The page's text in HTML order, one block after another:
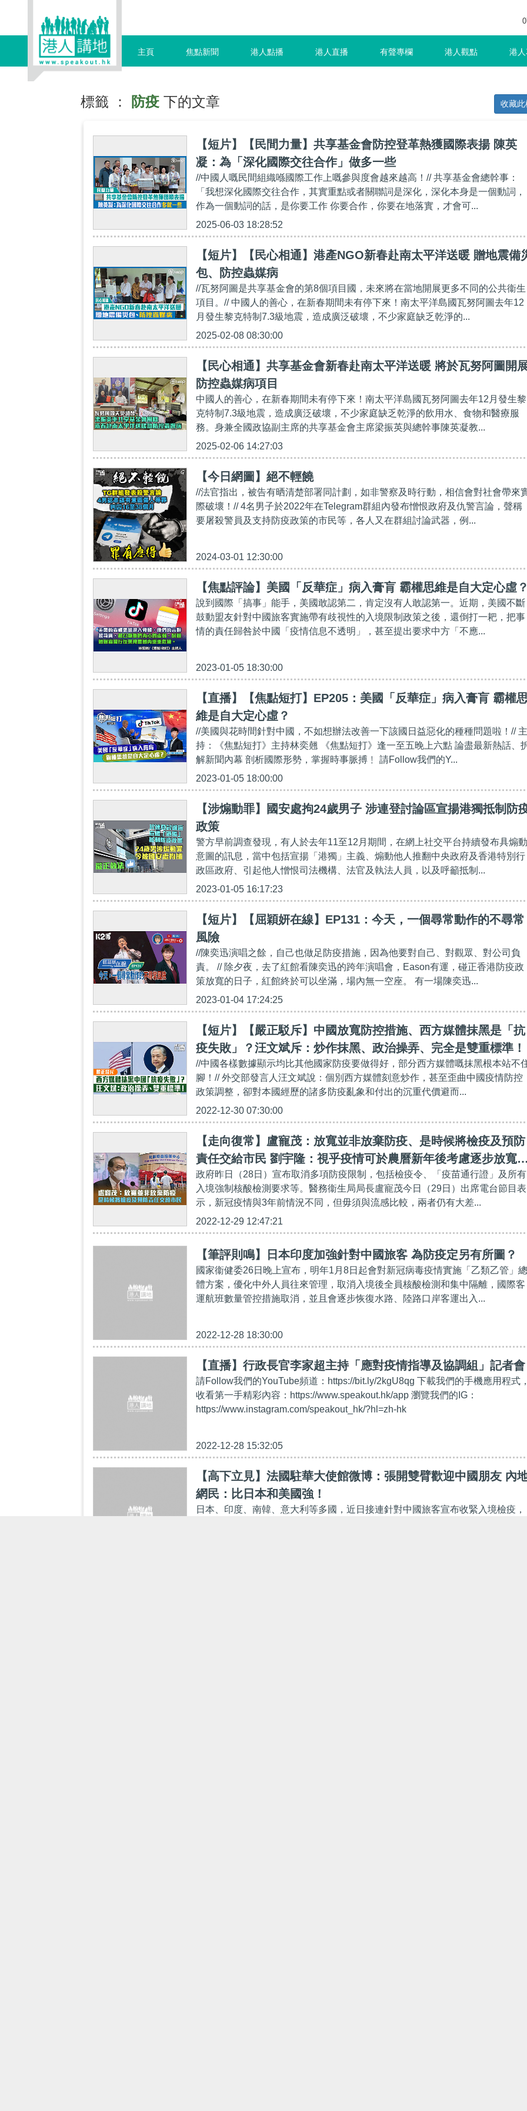
主頁 焦點新聞 港人點播 港人直播 有聲專欄 港人觀點 港
標籤 ： 防疫 下的文章 收藏此
【短片】【民間力量】共享基金會防控登革熱獲國際表揚 陳英
凝：為「深化國際交往合作」做多一些
//中國人嘅民間組織喺國際工作上嘅參與度會越來越高！// 共享基金會總幹事：
「我想深化國際交往合作，其實重點或者關聯詞是深化，深化本身是一個動詞，
作為一個動詞的話，是你要工作 你要合作，你要在地落實，才會可...
2025-06-03 18:28:52
【短片】【民心相通】港產NGO新春赴南太平洋送暖 贈地震備
包、防控蟲媒病
//瓦努阿圖是共享基金會的第8個項目國，未來將在當地開展更多不同的公共衞生
項目。// 中國人的善心，在新春期間未有停下來！南太平洋島國瓦努阿圖去年12
月發生黎克特制7.3級地震，造成廣泛破壞，不少家庭缺乏乾淨的...
2025-02-08 08:30:00
【民心相通】共享基金會新春赴南太平洋送暖 將於瓦努阿圖開
防控蟲媒病項目
中國人的善心，在新春期間未有停下來！南太平洋島國瓦努阿圖去年12月發生黎
克特制7.3級地震，造成廣泛破壞，不少家庭缺乏乾淨的飲用水、食物和醫療服
務。身兼全國政協副主席的共享基金會主席梁振英與總幹事陳英凝教...
2025-02-06 14:27:03
【今日網圖】絕不輕饒
//法官指出，被告有晒清楚部署同計劃，如非警察及時行動，相信會對社會帶來
際破壞！// 4名男子於2022年在Telegram群組內發布憎恨政府及仇警言論，聲稱
要屠殺警員及支持防疫政策的市民等，各人又在群組討論武器，例...
2024-03-01 12:30:00
【焦點評論】美國「反華症」病入膏肓 霸權思維是自大定心虛
說到國際「搞事」能手，美國敢認第二，肯定沒有人敢認第一。近期，美國不斷
鼓動盟友針對中國旅客實施帶有歧視性的入境限制政策之後，還倒打一耙，把事
情的責任歸咎於中國「疫情信息不透明」，甚至提出要求中方「不應...
2023-01-05 18:30:00
【直播】【焦點短打】EP205：美國「反華症」病入膏肓 霸權
維是自大定心虛？
//美國與花時間針對中國，不如想辦法改善一下該國日益惡化的種種問題啦！// 主
持：《焦點短打》主持林奕翹 《焦點短打》逢一至五晚上六點 論盡最新熱話、
解新聞內幕 剖析國際形勢，掌握時事脈搏﹗ 請Follow我們的Y...
2023-01-05 18:00:00
【涉煽動罪】國安處拘24歲男子 涉連登討論區宣揚港獨抵制防
政策
警方早前調查發現，有人於去年11至12月期間，在網上社交平台持續發布具煽動
意圖的訊息，當中包括宣揚「港獨」主義、煽動他人推翻中央政府及香港特別行
政區政府、引起他人憎恨司法機構、法官及執法人員，以及呼籲抵制...
2023-01-05 16:17:23
【短片】【屈穎妍在線】EP131：今天，一個尋常動作的不尋常
風險
//陳奕迅演唱之餘，自己也做足防疫措施，因為他要對自己、對觀眾、對公司負
責。 // 除夕夜，去了紅館看陳奕迅的跨年演唱會，Eason有運，碰正香港防疫政
策放寬的日子，紅館終於可以坐滿，場內無一空座。 有一場陳奕迅...
2023-01-04 17:24:25
【短片】【嚴正駁斥】中國放寬防控措施、西方媒體抹黑是「抗
疫失敗」？汪文斌斥：炒作抹黑、政治操弄、完全是雙重標準！
//中國各樣數據顯示均比其他國家防疫要做得好，部分西方媒體嘅抹黑根本站不
腳！// 外交部發言人汪文斌說：個別西方媒體刻意炒作，甚至歪曲中國疫情防控
政策調整，卻對本國經歷的諸多防疫亂象和付出的沉重代價避而...
2022-12-30 07:30:00
【走向復常】盧寵茂：放寬並非放棄防疫、是時候將檢疫及預防
責任交給市民 劉宇隆：視乎疫情可於農曆新年後考慮逐步放寬
罩令
政府昨日（28日）宣布取消多項防疫限制，包括檢疫令、「疫苗通行證」及所有
入境強制核酸檢測要求等。醫務衞生局局長盧寵茂今日（29日）出席電台節目表
示，新冠疫情與3年前情況不同，但毋須與流感比較，兩者仍有大差...
2022-12-29 12:47:21
【筆評則鳴】日本印度加強針對中國旅客 為防疫定另有所圖？
國家衞健委26日晚上宣布，明年1月8日起會對新冠病毒疫情實施「乙類乙管」總
體方案，優化中外人員往來管理，取消入境後全員核酸檢測和集中隔離，國際客
運航班數量管控措施取消，並且會逐步恢復水路、陸路口岸客運出入...
2022-12-28 18:30:00
【直播】行政長官李家超主持「應對疫情指導及協調組」記者會
請Follow我們的YouTube頻道：https://bit.ly/2kgU8qg 下載我們的手機應用程式
收看第一手精彩內容：https://www.speakout.hk/app 瀏覽我們的IG：
https://www.instagram.com/speakout_hk/?hl=zh-hk
2022-12-28 15:32:05
【高下立見】法國駐華大使館微博：張開雙臂歡迎中國朋友 內
網民：比日本和美國強！
日本、印度、南韓、意大利等多國，近日接連針對中國旅客宣布收緊入境檢疫，